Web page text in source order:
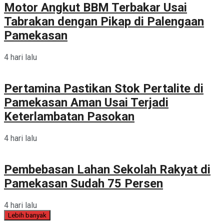
Motor Angkut BBM Terbakar Usai
Tabrakan dengan Pikap di Palengaan
Pamekasan
4 hari lalu
Pertamina Pastikan Stok Pertalite di
Pamekasan Aman Usai Terjadi
Keterlambatan Pasokan
4 hari lalu
Pembebasan Lahan Sekolah Rakyat di
Pamekasan Sudah 75 Persen
4 hari lalu
Lebih banyak